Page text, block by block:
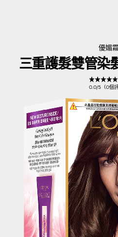
優媚霜
三重護髮雙管染
0.0/5（0個評